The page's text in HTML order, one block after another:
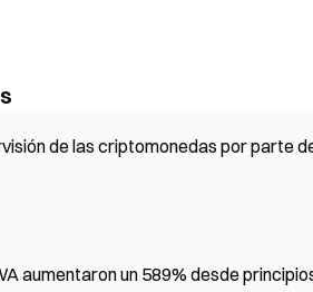
de las criptomonedas por parte
aumentaron un 589% desde